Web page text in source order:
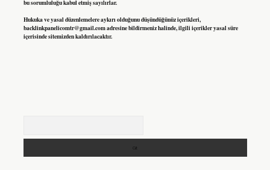
bu sorumluluğu kabul etmiş sayılırlar.
Hukuka ve yasal düzenlemelere aykırı olduğunu düşündüğünüz içerikleri,
backlinkpanelicomtr@gmail.comadresine bildirmeniz halinde, ilgili içerikler yasal süre
içerisinde sitemizden kaldırılacaktır.